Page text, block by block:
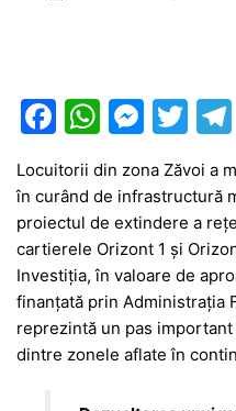
F
c
e
b
o
o
k
W
h
at
s
A
p
p
M
s
s
e
n
g
er
T
w
itt
er
Locuitorii din zona Zăvoi a
în curând de infrastructură
proiectul de extindere a
cartierele Orizont 1 și
Investiția, în valoare de
finanțată prin Administrația
reprezintă un pas
dintre zonele aflate în